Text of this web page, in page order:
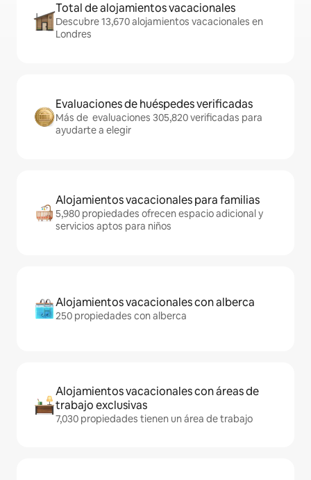
Total de alojamientos vacacionales
Descubre 13,670 alojamientos vacacionales en
Londres
Evaluaciones de huéspedes verificadas
Más de evaluaciones 305,820 verificadas para
ayudarte a elegir
Alojamientos vacacionales para familias
5,980 propiedades ofrecen espacio adicional y
servicios aptos para niños
Alojamientos vacacionales con alberca
250 propiedades con alberca
Alojamientos vacacionales con áreas de
trabajo exclusivas
7,030 propiedades tienen un área de trabajo